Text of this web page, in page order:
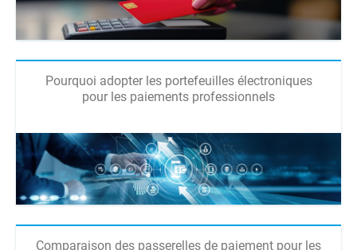
Pourquoi adopter les portefeuilles électroniques
pour les paiements professionnels
Comparaison des passerelles de paiement pour les